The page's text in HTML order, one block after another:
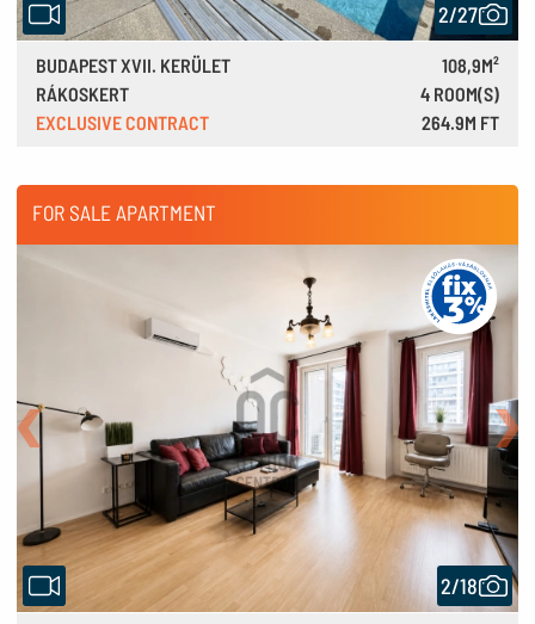
2/27
BUDAPEST XVII. KERÜLET
108,9M²
RÁKOSKERT
4 ROOM(S)
EXCLUSIVE CONTRACT
264.9M FT
FOR SALE APARTMENT
Back
2/18